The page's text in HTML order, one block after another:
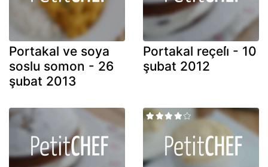
Portakal ve soya
soslu somon - 26
şubat 2013
Portakal reçeli̇ - 10
şubat 2012